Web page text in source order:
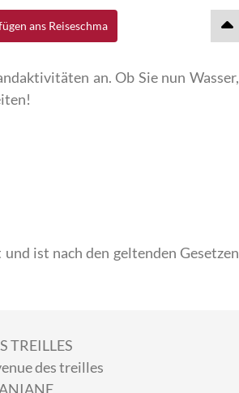
ans Reiseschma
an. Ob Sie nun Wasser,
ist nach den geltenden Gesetzen
TREILLES
des treilles